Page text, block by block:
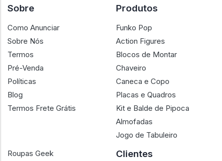
Sobre
Como Anunciar
Sobre Nós
Termos
Pré-Venda
Políticas
Blog
Termos Frete Grátis
Produtos
Funko Pop
Action Figures
Blocos de Montar
Chaveiro
Caneca e Copo
Placas e Quadros
Kit e Balde de Pipoca
Almofadas
Jogo de Tabuleiro
Roupas Geek
Clientes